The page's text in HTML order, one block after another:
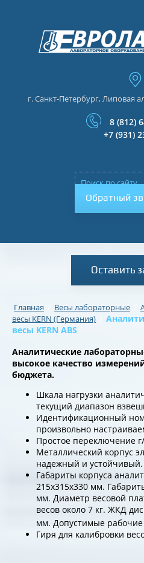
г. Санкт-Петербург, Липовая
8 (812)
+7 (931)
Обратный
Оставить
Главная Весы лабораторные
весы KERN (Германия)
весы KERN ABS
Аналитические
высокое качество
бюджета.
Шкала нагрузки
текущий диапазон
Идентификационный
произвольно
Простое переключение
Металлический корпус
надежный и устойчивый.
Габариты корпуса
215х315х330 мм.
мм. Диаметр весовой
весов около 7 кг. ЖКД
мм. Допустимые
Гиря для калибровки